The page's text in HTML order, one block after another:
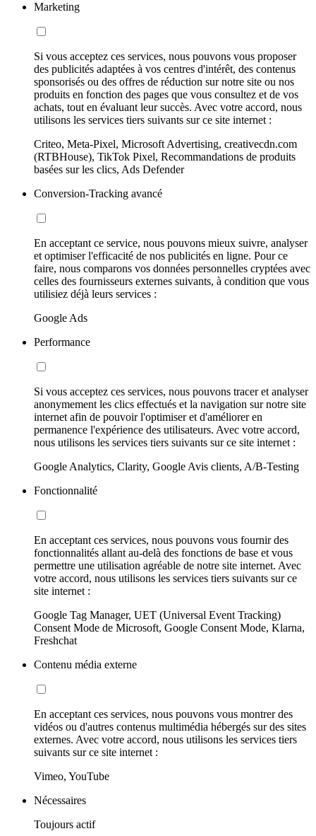
Marketing
Si vous acceptez ces services, nous pouvons vous proposer
des publicités adaptées à vos centres d'intérêt, des contenus
sponsorisés ou des offres de réduction sur notre site ou nos
produits en fonction des pages que vous consultez et de vos
achats, tout en évaluant leur succès. Avec votre accord, nous
utilisons les services tiers suivants sur ce site internet :
Criteo, Meta-Pixel, Microsoft Advertising, creativecdn.com
(RTBHouse), TikTok Pixel, Recommandations de produits
basées sur les clics, Ads Defender
Conversion-Tracking avancé
En acceptant ce service, nous pouvons mieux suivre, analyser
et optimiser l'efficacité de nos publicités en ligne. Pour ce
faire, nous comparons vos données personnelles cryptées avec
celles des fournisseurs externes suivants, à condition que vous
utilisiez déjà leurs services :
Google Ads
Performance
Si vous acceptez ces services, nous pouvons tracer et analyser
anonymement les clics effectués et la navigation sur notre site
internet afin de pouvoir l'optimiser et d'améliorer en
permanence l'expérience des utilisateurs. Avec votre accord,
nous utilisons les services tiers suivants sur ce site internet :
Google Analytics, Clarity, Google Avis clients, A/B-Testing
Fonctionnalité
En acceptant ces services, nous pouvons vous fournir des
fonctionnalités allant au-delà des fonctions de base et vous
permettre une utilisation agréable de notre site internet. Avec
votre accord, nous utilisons les services tiers suivants sur ce
site internet :
Google Tag Manager, UET (Universal Event Tracking)
Consent Mode de Microsoft, Google Consent Mode, Klarna,
Freshchat
Contenu média externe
En acceptant ces services, nous pouvons vous montrer des
vidéos ou d'autres contenus multimédia hébergés sur des sites
externes. Avec votre accord, nous utilisons les services tiers
suivants sur ce site internet :
Vimeo, YouTube
Nécessaires
Toujours actif